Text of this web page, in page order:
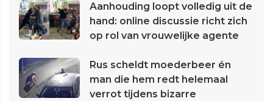
Aanhouding loopt volledig uit de
hand: online discussie richt zich
op rol van vrouwelijke agente
Rus scheldt moederbeer én
man die hem redt helemaal
verrot tijdens bizarre